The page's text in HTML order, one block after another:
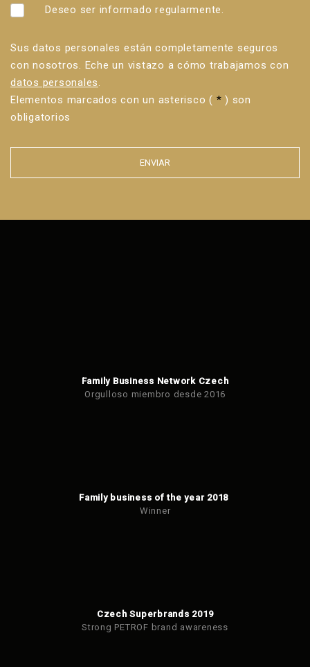
Deseo ser informado regularmente.
Sus datos personales están completamente seguros
con nosotros. Eche un vistazo a cómo trabajamos con
datos personales.
Elementos marcados con un asterisco ( * ) son
obligatorios
ENVIAR
formulario.
Family Business Network Czech
Orgulloso miembro desde 2016
Family business of the year 2018
Winner
Czech Superbrands 2019
Strong PETROF brand awareness